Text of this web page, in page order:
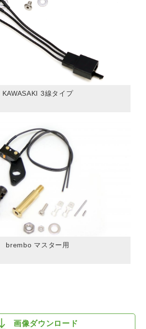
KAWASAKI 3線タイプ
brembo マスター用
画像ダウンロード